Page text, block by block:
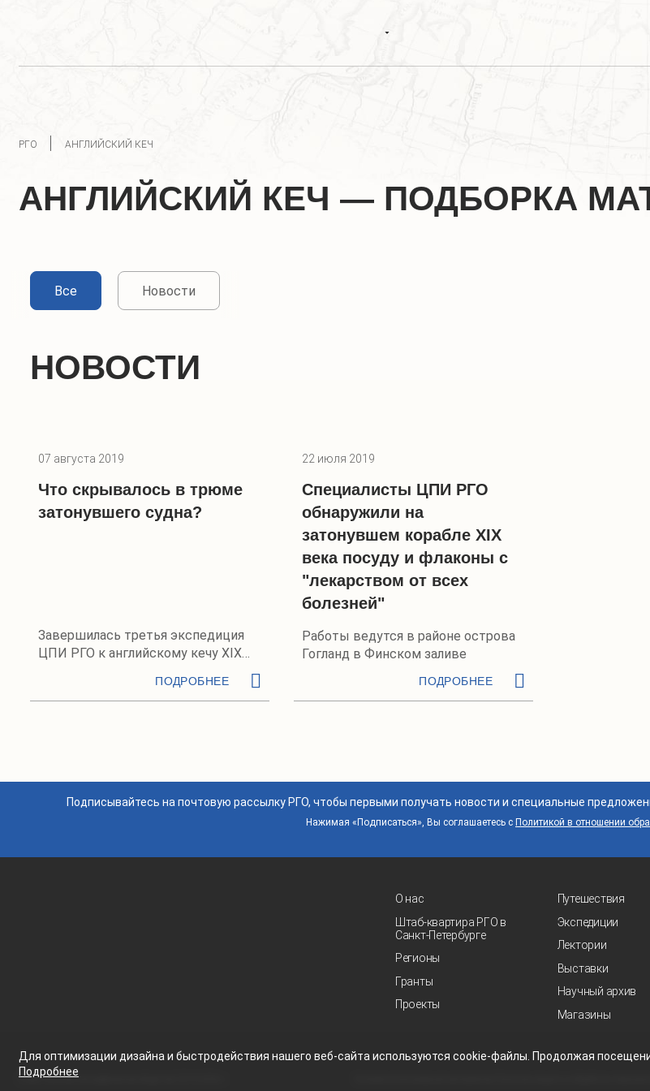
РГО АНГЛИЙСКИЙ КЕЧ
АНГЛИЙСКИЙ КЕЧ — ПОДБОРКА
Все Новости
НОВОСТИ
07 августа 2019
Что скрывалось в трюме
затонувшего судна?
Завершилась третья экспедиция
ЦПИ РГО к английскому кечу XIX
ПОДРОБНЕЕ
22 июля 2019
Специалисты ЦПИ РГО
обнаружили на
затонувшем корабле XIX
века посуду и флаконы с
"лекарством от всех
болезней"
Работы ведутся в районе острова
Гогланд в Финском заливе
ПОДРОБНЕЕ
Подписывайтесь на почтовую рассылку РГО, чтобы первыми получать новости и специальные
Нажимая «Подписаться», Вы соглашаетесь с Политикой в отношении
О нас
Штаб-квартира РГО в
Санкт‑Петербурге
Регионы
Гранты
Проекты
Путешествия
Экспедиции
Лектории
Выставки
Научный архив
Магазины
© ВОО "Русское географическое общество", 2013-2026 г.
Для оптимизации дизайна и быстродействия нашего веб-сайта используются cookie-файлы. Продолжая
Подробнее